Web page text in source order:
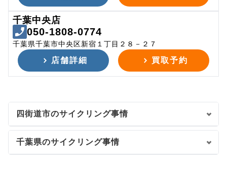
千葉中央店
050-1808-0774
千葉県千葉市中央区新宿１丁目２８－２７
店舗詳細 買取予約
四街道市のサイクリング事情
千葉県のサイクリング事情